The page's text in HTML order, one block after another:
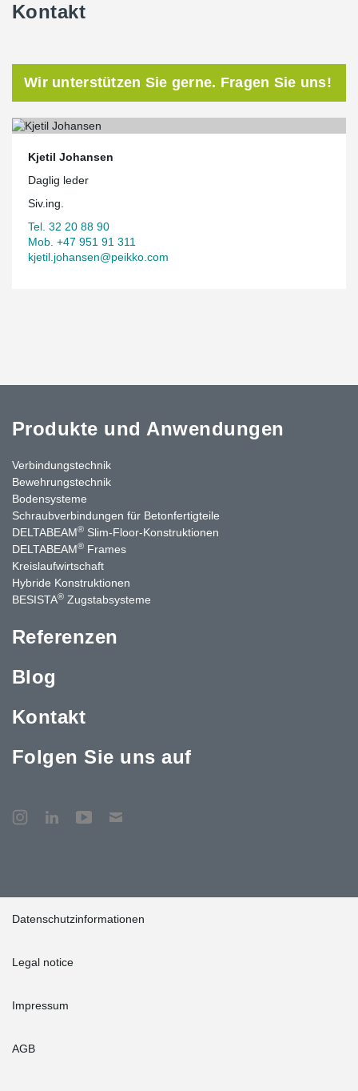
Kontakt
Wir unterstützen Sie gerne. Fragen Sie uns!
Kjetil Johansen
Daglig leder
Siv.ing.
Tel. 32 20 88 90
Mob. +47 951 91 311
kjetil.johansen@peikko.com
Produkte und Anwendungen
Verbindungstechnik
Bewehrungstechnik
Bodensysteme
Schraubverbindungen für Betonfertigteile
DELTABEAM® Slim-Floor-Konstruktionen
DELTABEAM® Frames
Kreislaufwirtschaft
Hybride Konstruktionen
BESISTA® Zugstabsysteme
Referenzen
Blog
Kontakt
Folgen Sie uns auf
Datenschutzinformationen
Legal notice
Impressum
AGB